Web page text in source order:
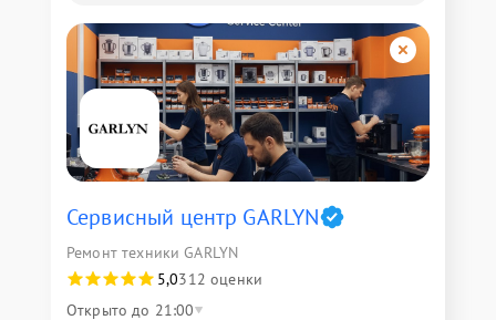
Сервисный центр GARLYN
Ремонт техники GARLYN
5,0312 оценки
Открыто до 21:00